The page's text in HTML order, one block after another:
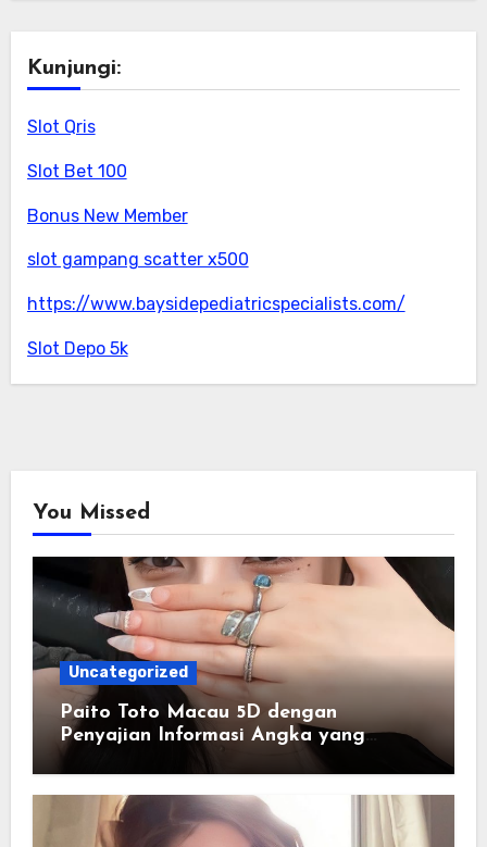
Kunjungi:
Slot Qris
Slot Bet 100
Bonus New Member
slot gampang scatter x500
https://www.baysidepediatricspecialists.com/
Slot Depo 5k
You Missed
Uncategorized
Paito Toto Macau 5D dengan
Penyajian Informasi Angka yang
Lengkap dan Terstruktur